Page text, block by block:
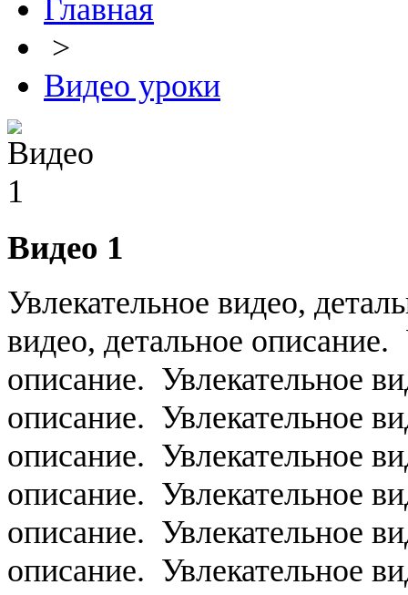
Главная
>
Видео уроки
Видео 1
Увлекательное видео,
видео, детальное описание.
описание. Увлекательное
описание. Увлекательное
описание. Увлекательное
описание. Увлекательное
описание. Увлекательное
описание. Увлекательное